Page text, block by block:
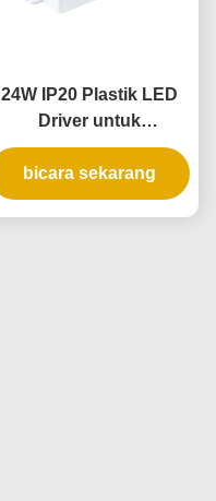
24W IP20 Plastik LED
Driver untuk
pencahayaan dalam
ruangan dengan
tegangan konstan
bicara sekarang